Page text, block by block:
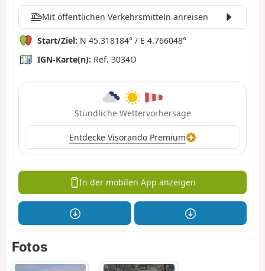
Mit öffentlichen Verkehrsmitteln anreisen
Start/Ziel: N 45.318184° / E 4.766048°
IGN-Karte(n): Ref. 3034O
Stündliche Wettervorhersage
Entdecke Visorando Premium
In der mobilen App anzeigen
Fotos